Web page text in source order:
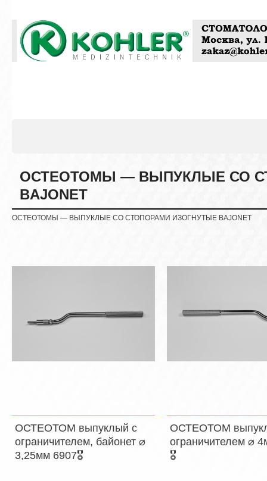
ОСТЕОТОМЫ — ВЫПУКЛЫЕ СО
BAJONET
ОСТЕОТОМЫ — ВЫПУКЛЫЕ СО СТОПОРАМИ ИЗОГНУТЫЕ BAJONET
ОСТЕОТОМ выпуклый с
ограничителем, байонет ⌀
3,25мм 6907🎖️
ОСТЕОТОМ
ограничителем ⌀
🎖️